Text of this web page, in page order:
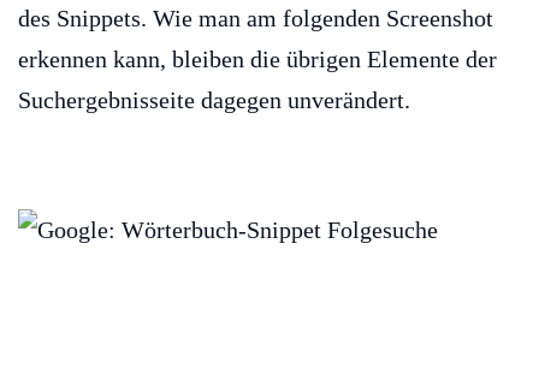
des Snippets. Wie man am folgenden Screenshot
erkennen kann, bleiben die übrigen Elemente der
Suchergebnisseite dagegen unverändert.